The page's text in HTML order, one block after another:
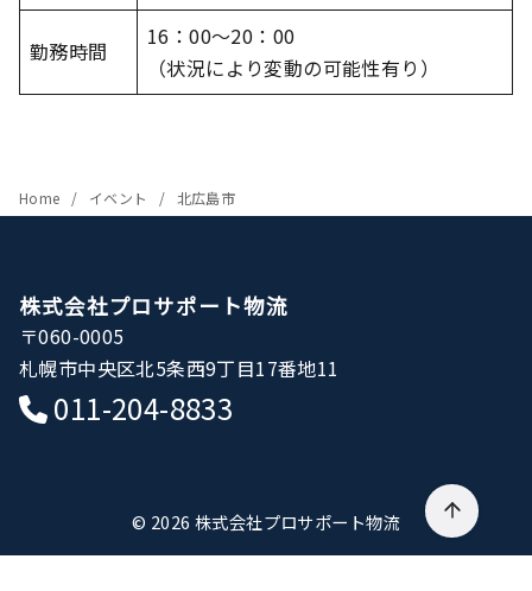
勤務時間
16：00～20：00
（状況により変動の可能性有り）
Home イベント 北広島市
株式会社プロサポート物流
〒060-0005
札幌市中央区北5条西9丁目17番地11
011-204-8833
© 2026 株式会社プロサポート物流